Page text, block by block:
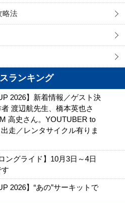
略法
ランキング
2026】新着情報／ゲスト決
渡辺航先生、橋本英也さ
高史さん。YOUTUBER to
走／レンタサイクル有りま
ングライド】10月3日～4日
2026】“あの”サーキットで